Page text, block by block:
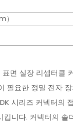
）
면 실장 리셉터클
필요한 정밀 전자
시리즈 커넥터의
니다. 커넥터의 솔